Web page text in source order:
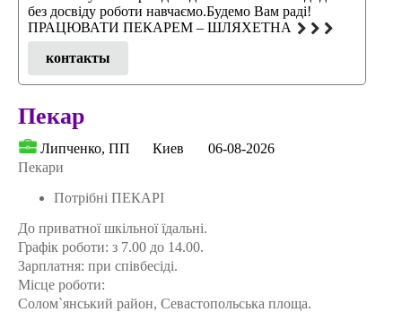
без досвіду роботи навчаємо.Будемо Вам раді!
ПРАЦЮВАТИ ПЕКАРЕМ – ШЛЯХЕТНА
контакты
Пекар
Липченко, ПП Киев
06-08-2026
Пекари
Потрібні ПЕКАРІ
До приватної шкільної їдальні.
Графік роботи: з 7.00 до 14.00.
Зарплатня: при співбесіді.
Місце роботи:
Солом`янський район, Севастопольська площа.